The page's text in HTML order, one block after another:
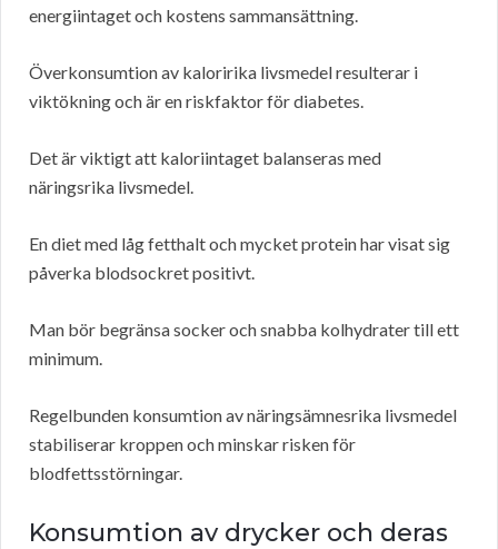
energiintaget och kostens sammansättning.
Överkonsumtion av kaloririka livsmedel resulterar i
viktökning och är en riskfaktor för diabetes.
Det är viktigt att kaloriintaget balanseras med
näringsrika livsmedel.
En diet med låg fetthalt och mycket protein har visat sig
påverka blodsockret positivt.
Man bör begränsa socker och snabba kolhydrater till ett
minimum.
Regelbunden konsumtion av näringsämnesrika livsmedel
stabiliserar kroppen och minskar risken för
blodfettsstörningar.
Konsumtion av drycker och deras